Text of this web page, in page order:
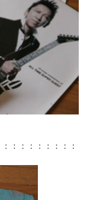
：：：：：：：：：